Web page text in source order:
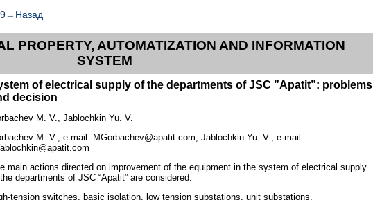
→ Назад
PROPERTY, AUTOMATIZATION AND INFORMATION
SYSTEM
of electrical supply of the departments of JSC ”Apatit”: problems
decision
M. V., Jablochkin Yu. V.
M. V., e-mail: MGorbachev@apatit.com, Jablochkin Yu. V., e-mail:
main actions directed on improvement of the equipment in the system of electrical supply
departments of JSC “Apatit” are considered.
tension switches, basic isolation, low tension substations, unit substations.